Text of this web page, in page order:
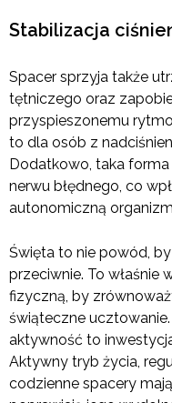
Stabilizacja
Spacer sprzyja także
tętniczego oraz
przyspieszonemu
to dla osób z
Dodatkowo, taka
nerwu błędnego, co
autonomiczną
Święta to nie powód,
przeciwnie. To
fizyczną, by
świąteczne
aktywność to
Aktywny tryb życia,
codzienne spacery